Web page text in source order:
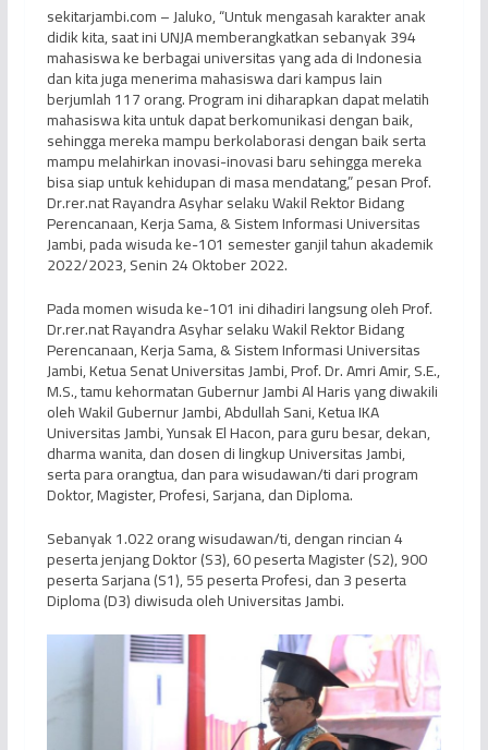
sekitarjambi.com – Jaluko, “Untuk mengasah karakter anak
didik kita, saat ini UNJA memberangkatkan sebanyak 394
mahasiswa ke berbagai universitas yang ada di Indonesia
dan kita juga menerima mahasiswa dari kampus lain
berjumlah 117 orang. Program ini diharapkan dapat melatih
mahasiswa kita untuk dapat berkomunikasi dengan baik,
sehingga mereka mampu berkolaborasi dengan baik serta
mampu melahirkan inovasi-inovasi baru sehingga mereka
bisa siap untuk kehidupan di masa mendatang,” pesan Prof.
Dr.rer.nat Rayandra Asyhar selaku Wakil Rektor Bidang
Perencanaan, Kerja Sama, & Sistem Informasi Universitas
Jambi, pada wisuda ke-101 semester ganjil tahun akademik
2022/2023, Senin 24 Oktober 2022.
Pada momen wisuda ke-101 ini dihadiri langsung oleh Prof.
Dr.rer.nat Rayandra Asyhar selaku Wakil Rektor Bidang
Perencanaan, Kerja Sama, & Sistem Informasi Universitas
Jambi, Ketua Senat Universitas Jambi, Prof. Dr. Amri Amir, S.E.,
M.S., tamu kehormatan Gubernur Jambi Al Haris yang diwakili
oleh Wakil Gubernur Jambi, Abdullah Sani, Ketua IKA
Universitas Jambi, Yunsak El Hacon, para guru besar, dekan,
dharma wanita, dan dosen di lingkup Universitas Jambi,
serta para orangtua, dan para wisudawan/ti dari program
Doktor, Magister, Profesi, Sarjana, dan Diploma.
Sebanyak 1.022 orang wisudawan/ti, dengan rincian 4
peserta jenjang Doktor (S3), 60 peserta Magister (S2), 900
peserta Sarjana (S1), 55 peserta Profesi, dan 3 peserta
Diploma (D3) diwisuda oleh Universitas Jambi.